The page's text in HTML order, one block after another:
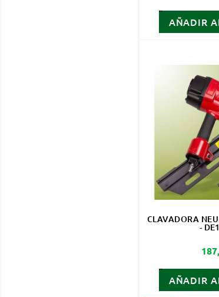
AÑADIR
CLAVADORA
-
AÑADIR